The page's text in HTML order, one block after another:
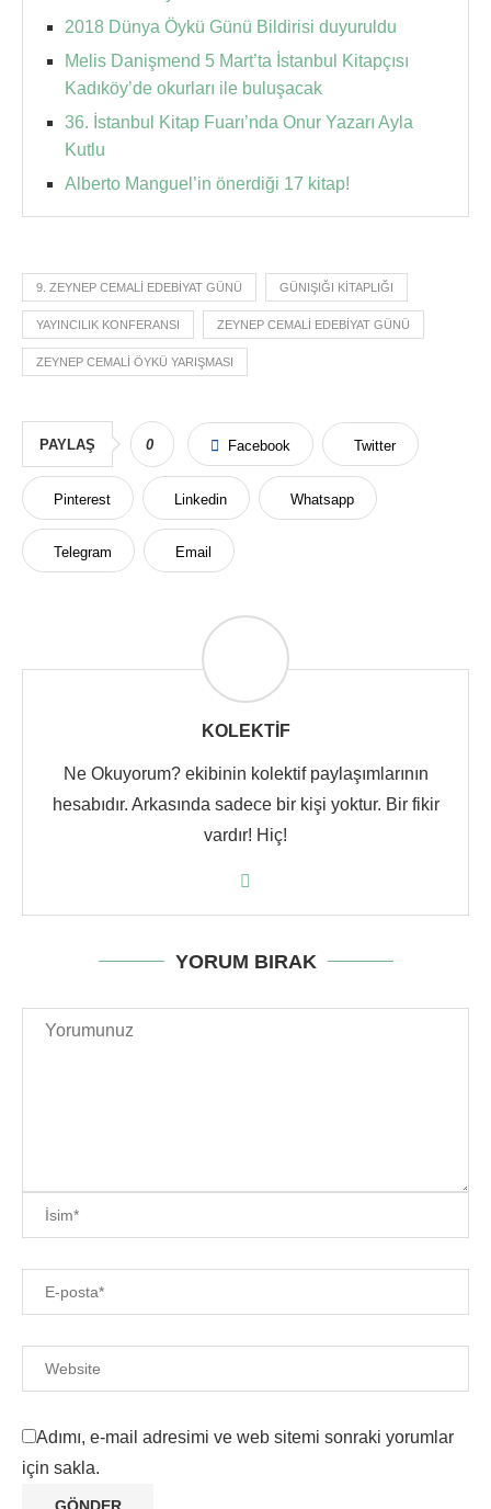
2018 Dünya Öykü Günü Bildirisi duyuruldu
Melis Danişmend 5 Mart’ta İstanbul Kitapçısı
Kadıköy’de okurları ile buluşacak
36. İstanbul Kitap Fuarı’nda Onur Yazarı Ayla
Kutlu
Alberto Manguel’in önerdiği 17 kitap!
9. ZEYNEP CEMALI EDEBIYAT GÜNÜ GÜNIŞIĞI KITAPLIĞI
YAYINCILIK KONFERANSI ZEYNEP CEMALI EDEBIYAT GÜNÜ
ZEYNEP CEMALI ÖYKÜ YARIŞMASI
PAYLAŞ 0 Facebook Twitter
Pinterest Linkedin Whatsapp
Telegram Email
KOLEKTIF
Ne Okuyorum? ekibinin kolektif paylaşımlarının
hesabıdır. Arkasında sadece bir kişi yoktur. Bir fikir
vardır! Hiç!
YORUM BIRAK
Adımı, e-mail adresimi ve web sitemi sonraki yorumlar
için sakla.